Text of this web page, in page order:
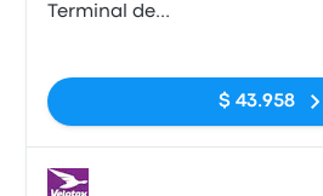
Terminal de
$ 43.958